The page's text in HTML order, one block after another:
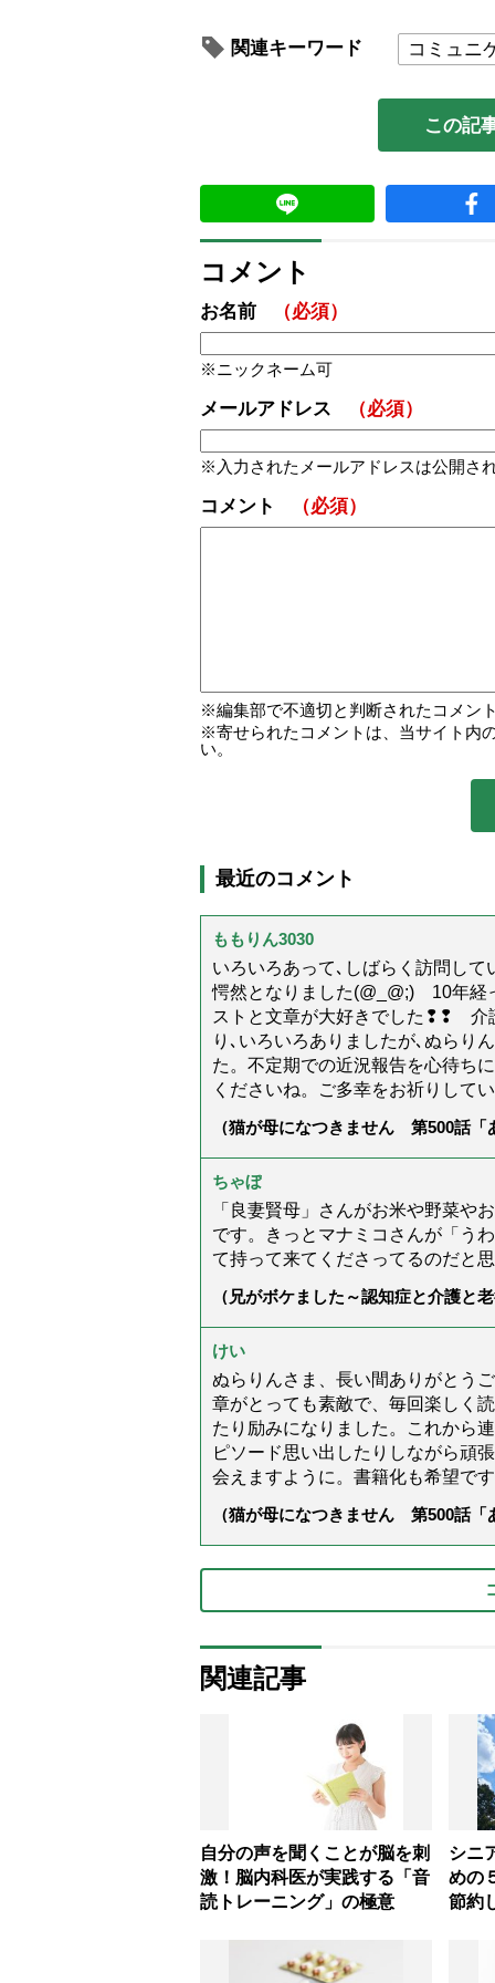
関連キーワード コミュニ
この記
コメント
お名前 （必須）
ニックネーム可
メールアドレス （必須）
入力されたメールアドレスは公開さ
コメント （必須）
編集部で不適切と判断されたコメン
寄せられたコメントは、当サイト内
い。
最近のコメント
ももりん3030
いろいろあって､しばらく訪問し
愕然となりました(@_@;) 10年経
ストと文章が大好きでした❢❢ 介
り､いろいろありましたが､ぬらり
た。不定期での近況報告を心待ち
くださいね。ご多幸をお祈りして
（猫が母になつきません 第500話「
ちゃぼ
「良妻賢母」さんがお米や野菜や
です。きっとマナミコさんが「う
て持って来てくださってるのだと
（兄がボケました～認知症と介護と
けい
ぬらりんさま、長い間ありがとう
章がとっても素敵で、毎回楽しく
たり励みになりました。これから
ピソード思い出したりしながら頑
会えますように。書籍化も希望で
（猫が母になつきません 第500話「
関連記事
自分の声を聞くことが脳を刺
激！脳内科医が実践する「音
読トレーニング」の極意
シニ
めの
節約